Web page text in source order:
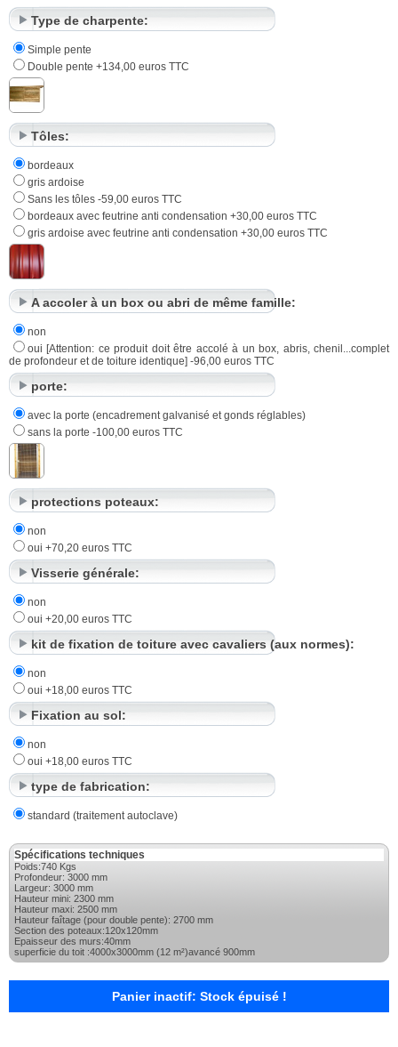
Type de charpente:
Simple pente
Double pente +134,00 euros TTC
Tôles:
bordeaux
gris ardoise
Sans les tôles -59,00 euros TTC
bordeaux avec feutrine anti condensation +30,00 euros TTC
gris ardoise avec feutrine anti condensation +30,00 euros TTC
A accoler à un box ou abri de même famille:
non
oui [Attention: ce produit doit être accolé à un box, abris, chenil...complet
de profondeur et de toiture identique] -96,00 euros TTC
porte:
avec la porte (encadrement galvanisé et gonds réglables)
sans la porte -100,00 euros TTC
protections poteaux:
non
oui +70,20 euros TTC
Visserie générale:
non
oui +20,00 euros TTC
kit de fixation de toiture avec cavaliers (aux normes):
non
oui +18,00 euros TTC
Fixation au sol:
non
oui +18,00 euros TTC
type de fabrication:
standard (traitement autoclave)
Spécifications techniques
Poids:740 Kgs
Profondeur: 3000 mm
Largeur: 3000 mm
Hauteur mini: 2300 mm
Hauteur maxi: 2500 mm
Hauteur faîtage (pour double pente): 2700 mm
Section des poteaux:120x120mm
Epaisseur des murs:40mm
superficie du toit :4000x3000mm (12 m²)avancé 900mm
Panier inactif: Stock épuisé !